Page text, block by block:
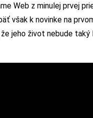
Web z minulej prvej
však k novinke na
jeho život nebude taký